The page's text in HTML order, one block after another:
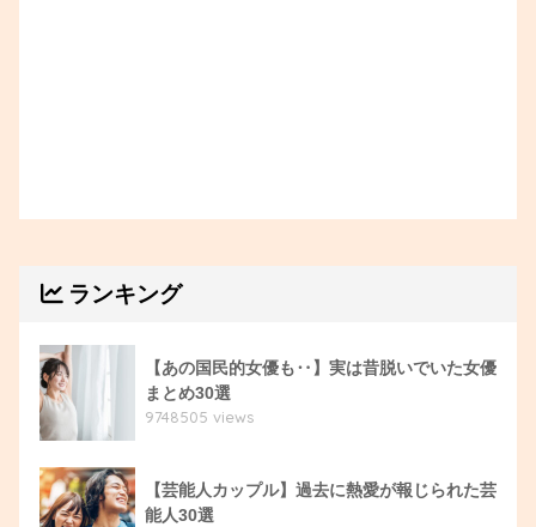
ランキング
【あの国民的女優も‥】実は昔脱いでいた女優
まとめ30選
9748505 views
【芸能人カップル】過去に熱愛が報じられた芸
能人30選